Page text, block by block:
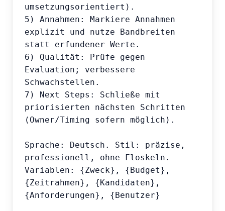
umsetzungsorientiert).
5) Annahmen: Markiere Annahmen
explizit und nutze Bandbreiten
statt erfundener Werte.
6) Qualität: Prüfe gegen
Evaluation; verbessere
Schwachstellen.
7) Next Steps: Schließe mit
priorisierten nächsten Schritten
(Owner/Timing sofern möglich).
Sprache: Deutsch. Stil: präzise,
professionell, ohne Floskeln.
Variablen: {Zweck}, {Budget},
{Zeitrahmen}, {Kandidaten},
{Anforderungen}, {Benutzer}